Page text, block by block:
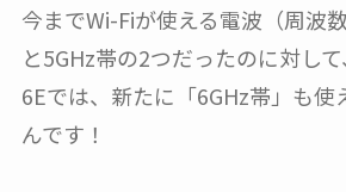
今までWi-Fiが使える電波（周波
と5GHz帯の2つだったのに対し
6Eでは、新たに「6GHz帯」も使
んです！